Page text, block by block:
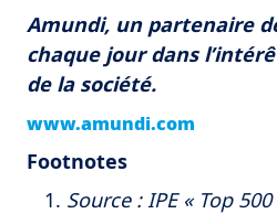
Amundi, un partenaire
chaque jour dans
de la société.
www.amundi.com
Footnotes
Source : IPE « Top